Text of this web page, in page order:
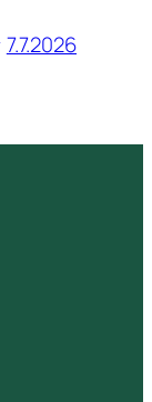
7.7.2026